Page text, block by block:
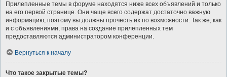
Прилепленные темы в форуме находятся ниже всех объявлений и только
на его первой странице. Они чаще всего содержат достаточно важную
информацию, поэтому вы должны прочесть их по возможности. Так же, как
и с объявлениями, права на создание прилепленных тем
предоставляются администратором конференции.
Вернуться к началу
Что такое закрытые темы?